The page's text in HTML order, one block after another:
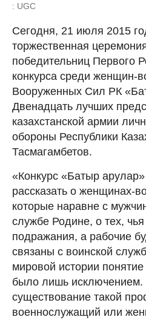
: UGC
Сегодня, 21 июля 2015
торжественная
победительниц Первого
конкурса среди женщин-
Вооруженных Сил РК
Двенадцать лучших
казахстанской армии
обороны Республики
Тасмагамбетов.
«Конкурс «Батыр
рассказать о женщинах-
которые наравне с
службе Родине, о тех,
подражания, а рабочие
связаны с воинской
мировой истории
было лишь исключением.
существование такой
военнослужащий или